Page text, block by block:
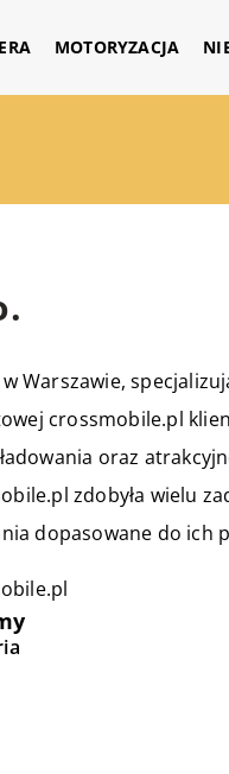
MOTORYZACJA
Warszawie,
crossmobile.pl
oraz
zdobyła wielu
dopasowane do ich